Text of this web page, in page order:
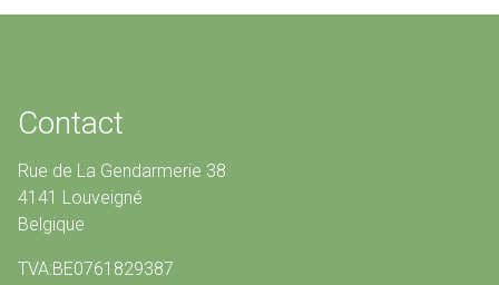
Contact
Rue de La Gendarmerie 38
4141 Louveigné
Belgique
TVA:BE0761829387